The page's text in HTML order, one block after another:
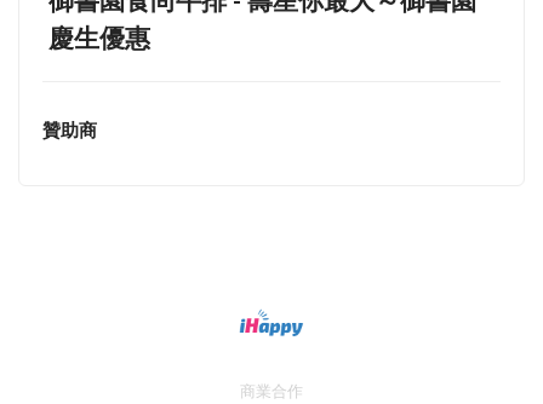
慶生優惠
贊助商
商業合作